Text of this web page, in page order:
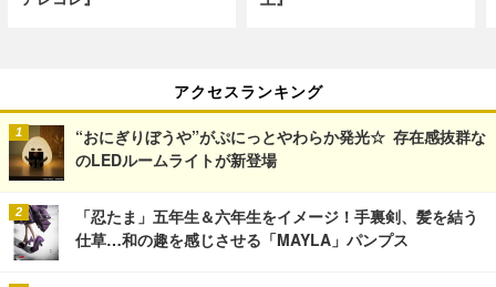
アクセスランキング
“おにぎりぼうや”がぷにっとやわらか発光☆ 存在感抜群な
のLEDルームライトが新登場
「忍たま」五年生＆六年生をイメージ！手裏剣、髪を結う
仕草…和の趣を感じさせる「MAYLA」パンプス